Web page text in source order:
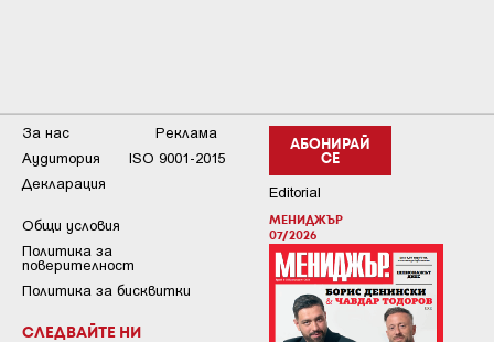
АБОНИРАЙ
СЕ
Editorial
МЕНИДЖЪР
07/2026
За нас
Реклама
Аудитория
ISO 9001-2015
Декларация
Общи условия
Пoлитикa зa
пoвepитeлнocт
Политика за бисквитки
СЛЕДВАЙТЕ НИ